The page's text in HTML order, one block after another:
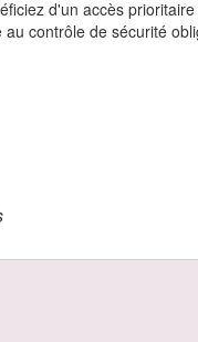
d'un accès
contrôle de sécurité